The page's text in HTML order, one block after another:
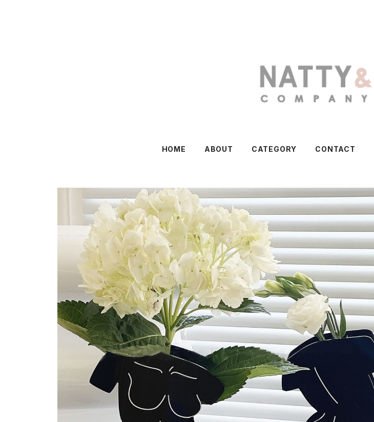
HOME ABOUT CATEGORY CONTACT